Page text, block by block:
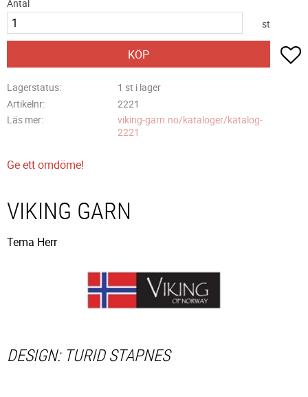
Antal
st
KÖP
Lagerstatus
1 st i lager
Artikelnr
2221
Läs mer
viking-garn.no/kataloger/katalog-
2221
Ge ett omdöme!
VIKING GARN
Tema Herr
DESIGN: TURID STAPNES